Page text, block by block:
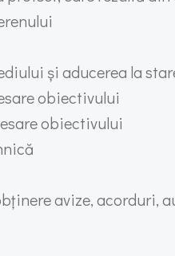
și aducerea la
obiectivului
obiectivului
avize, acorduri,